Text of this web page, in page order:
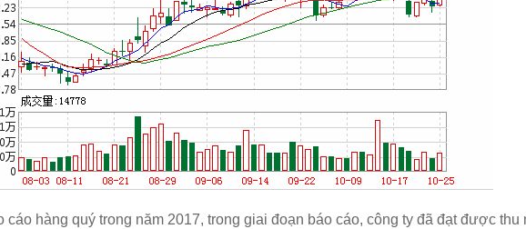
hàng quý trong năm 2017, trong giai đoạn báo cáo, công ty đã đạt được